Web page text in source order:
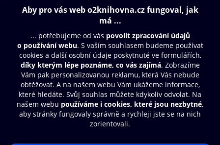
Zdarma
Obsah ke stažení
Moje O2 Knihovna
Další zábava
© O2 Czech Republic a.s.